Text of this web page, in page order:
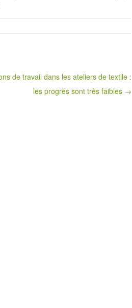
de travail dans les ateliers de textile :
les progrès sont très faibles →